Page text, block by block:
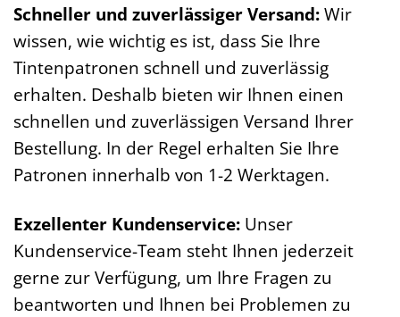
Schneller und zuverlässiger Versand:Wir
wissen, wie wichtig es ist, dass Sie Ihre
Tintenpatronen schnell und zuverlässig
erhalten. Deshalb bieten wir Ihnen einen
schnellen und zuverlässigen Versand Ihrer
Bestellung. In der Regel erhalten Sie Ihre
Patronen innerhalb von 1-2 Werktagen.
Exzellenter Kundenservice: Unser
Kundenservice-Team steht Ihnen jederzeit
gerne zur Verfügung, um Ihre Fragen zu
beantworten und Ihnen bei Problemen zu